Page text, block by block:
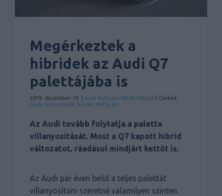
Megérkeztek a
hibridek az Audi Q7
palettájába is
2019. december 10. | Audi Autóshír Hírek Hybrid
| Címkék:
Audi
autós hírek hibrid PHEV, q7
Az Audi tovább folytatja a paletta
villanyosítását. Most a Q7 kapott hibrid
változatot, ráadásul mindjárt kettőt is.
Az Audi pár éven belül a teljes palettát
villanyosítani szeretné valamilyen szinten.